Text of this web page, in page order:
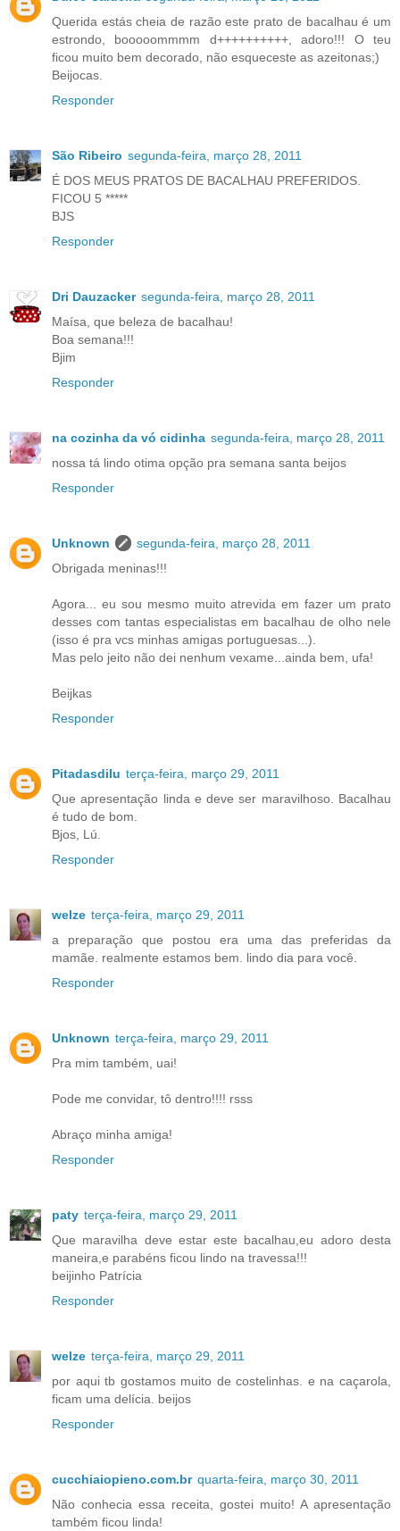
Querida estás cheia de razão este prato de bacalhau é um
estrondo, booooommmm d++++++++++, adoro!!! O teu
ficou muito bem decorado, não esqueceste as azeitonas;)
Beijocas.
Responder
São Ribeiro segunda-feira, março 28, 2011
É DOS MEUS PRATOS DE BACALHAU PREFERIDOS.
FICOU 5 *****
BJS
Responder
Dri Dauzacker segunda-feira, março 28, 2011
Maísa, que beleza de bacalhau!
Boa semana!!!
Bjim
Responder
na cozinha da vó cidinha segunda-feira, março 28, 2011
nossa tá lindo otima opção pra semana santa beijos
Responder
Unknown
segunda-feira, março 28, 2011
Obrigada meninas!!!
Agora... eu sou mesmo muito atrevida em fazer um prato
desses com tantas especialistas em bacalhau de olho nele
(isso é pra vcs minhas amigas portuguesas...).
Mas pelo jeito não dei nenhum vexame...ainda bem, ufa!
Beijkas
Responder
Pitadasdilu terça-feira, março 29, 2011
Que apresentação linda e deve ser maravilhoso. Bacalhau
é tudo de bom.
Bjos, Lú.
Responder
welze terça-feira, março 29, 2011
a preparação que postou era uma das preferidas da
mamãe. realmente estamos bem. lindo dia para você.
Responder
Unknown terça-feira, março 29, 2011
Pra mim também, uai!
Pode me convidar, tô dentro!!!! rsss
Abraço minha amiga!
Responder
paty terça-feira, março 29, 2011
Que maravilha deve estar este bacalhau,eu adoro desta
maneira,e parabéns ficou lindo na travessa!!!
beijinho Patrícia
Responder
welze terça-feira, março 29, 2011
por aqui tb gostamos muito de costelinhas. e na caçarola,
ficam uma delícia. beijos
Responder
cucchiaiopieno.com.br quarta-feira, março 30, 2011
Não conhecia essa receita, gostei muito! A apresentação
também ficou linda!